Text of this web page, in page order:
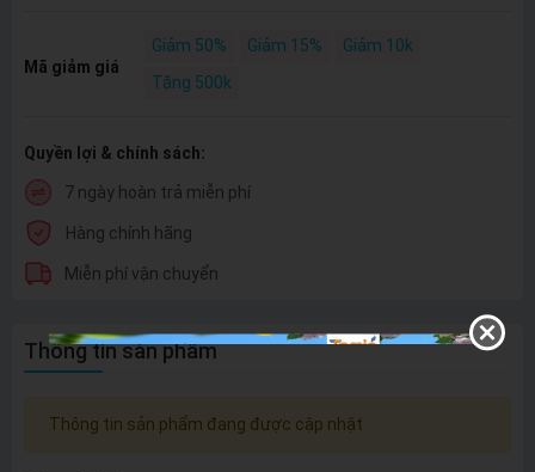
Mã giảm giá
Giảm 50% Giảm 15%
Giảm 10k
Tặng 500k
Quyền lợi & chính sách:
7 ngày hoàn trả miễn phí
Hàng chính hãng
Miễn phí vận chuyển
Thông tin sản phẩm
Thông tin sản phẩm đang được cập nhật